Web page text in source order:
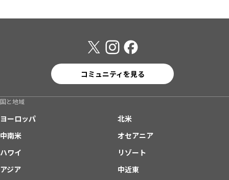
コミュニティを見る
国と地域
ヨーロッパ
北米
中南米
オセアニア
ハワイ
リゾート
アジア
中近東